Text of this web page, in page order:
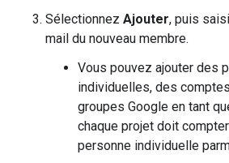
Sélectionnez Ajouter, puis
mail du nouveau membre.
Vous pouvez ajouter des
individuelles, des
groupes Google en tant
chaque projet doit
personne individuelle